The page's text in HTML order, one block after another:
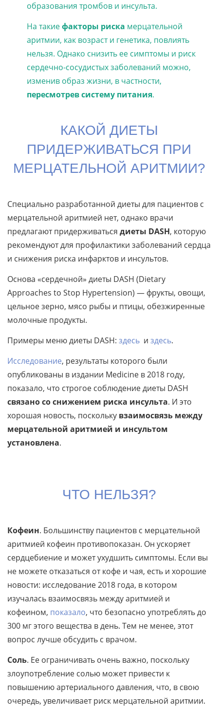
образования тромбов и инсульта.
На такиефакторы риска мерцательной
аритмии, как возраст и генетика, повлиять
нельзя. Однако снизить ее симптомы и риск
сердечно-сосудистых заболеваний можно,
изменив образ жизни, в частности,
пересмотрев систему питания.
КАКОЙ ДИЕТЫ
ПРИДЕРЖИВАТЬСЯ ПРИ
МЕРЦАТЕЛЬНОЙ АРИТМИИ?
Специально разработанной диеты для пациентов с
мерцательной аритмией нет, однако врачи
предлагают придерживаться диеты DASH, которую
рекомендуют для профилактики заболеваний сердца
и снижения риска инфарктов и инсультов.
Основа «сердечной» диеты DASH (Dietary
Approaches to Stop Hypertension) — фрукты, овощи,
цельное зерно, мясо рыбы и птицы, обезжиренные
молочные продукты.
Примеры меню диеты DASH: здесь и здесь.
Исследование, результаты которого были
опубликованы в издании Medicine в 2018 году,
показало, что строгое соблюдение диеты DASH
связано со снижением риска инсульта. И это
хорошая новость, поскольку взаимосвязь между
мерцательной аритмией и инсультом
установлена.
ЧТО НЕЛЬЗЯ?
Кофеин. Большинству пациентов с мерцательной
аритмией кофеин противопоказан. Он ускоряет
сердцебиение и может ухудшить симптомы. Если вы
не можете отказаться от кофе и чая, есть и хорошие
новости: исследование 2018 года, в котором
изучалась взаимосвязь между аритмией и
кофеином, показало, что безопасно употреблять до
300 мг этого вещества в день. Тем не менее, этот
вопрос лучше обсудить с врачом.
Соль. Ее ограничивать очень важно, поскольку
злоупотребление солью может привести к
повышению артериального давления, что, в свою
очередь, увеличивает риск мерцательной аритмии.